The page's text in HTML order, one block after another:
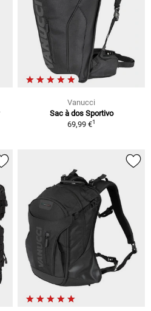
Vanucci
Sac à dos Sportivo
69,99 €1